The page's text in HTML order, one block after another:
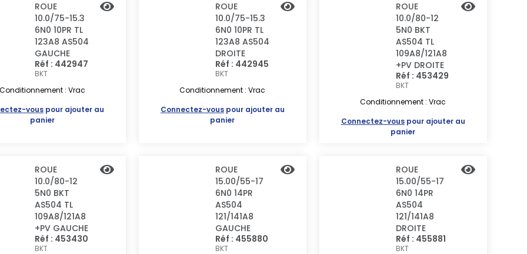
ROUE
10.0/75-15.3
6N0 10PR TL
123A8 AS504
GAUCHE
Réf : 442947
BKT
: Vrac
vous pour ajouter au
panier
ROUE
10.0/75-15.3
6N0 10PR TL
123A8 AS504
DROITE
Réf : 442945
BKT
Conditionnement : Vrac
Connectez-vouspour ajouter au
panier
ROUE
10.0/80-12
5N0 BKT
AS504 TL
109A8/121A8
+PV DROITE
Réf : 453429
BKT
Conditionnement : Vrac
Connectez-vouspour ajouter au
panier
ROUE
10.0/80-12
5N0 BKT
AS504 TL
109A8/121A8
+PV GAUCHE
Réf : 453430
BKT
ROUE
15.00/55-17
6N0 14PR
AS504
121/141A8
GAUCHE
Réf : 455880
BKT
ROUE
15.00/55-17
6N0 14PR
AS504
121/141A8
DROITE
Réf : 455881
BKT